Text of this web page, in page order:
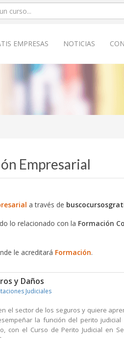
EMPRESAS NOTICIAS
Empresarial
a través de
lo relacionado con la Formación
le acreditará Formación.
y Daños
Judiciales
el sector de los seguros y quiere
la función del perito judicial
con el Curso de Perito Judicial en